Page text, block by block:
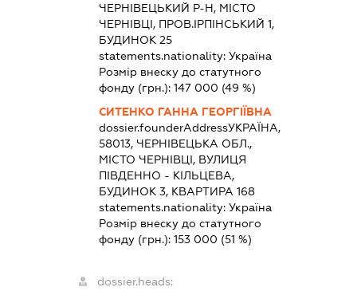
ЧЕРНІВЕЦЬКИЙ Р-Н, МІСТО
ЧЕРНІВЦІ, ПРОВ.ІРПІНСЬКИЙ 1,
БУДИНОК 25
statements.nationality: Україна
Розмір внеску до статутного
фонду (грн.): 147 000 (49 %)
СИТЕНКО ГАННА ГЕОРГІЇВНА
dossier.founderAddressУКРАЇНА,
58013, ЧЕРНІВЕЦЬКА ОБЛ.,
МІСТО ЧЕРНІВЦІ, ВУЛИЦЯ
ПІВДЕННО - КІЛЬЦЕВА,
БУДИНОК 3, КВАРТИРА 168
statements.nationality: Україна
Розмір внеску до статутного
фонду (грн.): 153 000 (51 %)
dossier.heads: